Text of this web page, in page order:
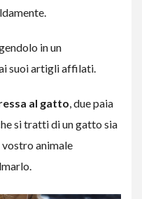
in un
suoi artigli affilati.
al gatto , due paia
si tratti di un gatto sia
vostro animale